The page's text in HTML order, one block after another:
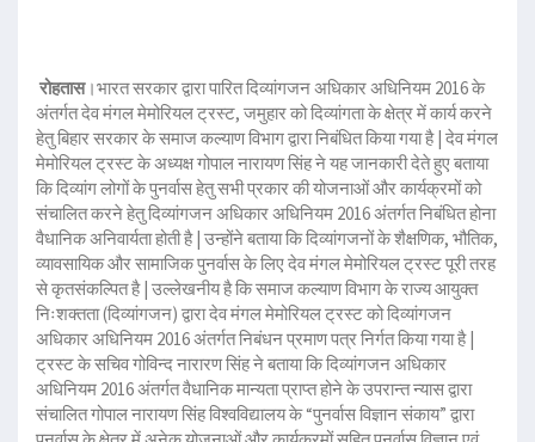
रोहतास।भारत सरकार द्वारा पारित दिव्यांगजन अधिकार अधिनियम 2016 के
अंतर्गत देव मंगल मेमोरियल ट्रस्ट, जमुहार को दिव्यांगता के क्षेत्र में कार्य करने
हेतु बिहार सरकार के समाज कल्याण विभाग द्वारा निबंधित किया गया है | देव मंगल
मेमोरियल ट्रस्ट के अध्यक्ष गोपाल नारायण सिंह ने यह जानकारी देते हुए बताया
कि दिव्यांग लोगों के पुनर्वास हेतु सभी प्रकार की योजनाओं और कार्यक्रमों को
संचालित करने हेतु दिव्यांगजन अधिकार अधिनियम 2016 अंतर्गत निबंधित होना
वैधानिक अनिवार्यता होती है | उन्होंने बताया कि दिव्यांगजनों के शैक्षणिक, भौतिक,
व्यावसायिक और सामाजिक पुनर्वास के लिए देव मंगल मेमोरियल ट्रस्ट पूरी तरह
से कृतसंकल्पित है | उल्लेखनीय है कि समाज कल्याण विभाग के राज्य आयुक्त
निःशक्तता (दिव्यांगजन) द्वारा देव मंगल मेमोरियल ट्रस्ट को दिव्यांगजन
अधिकार अधिनियम 2016 अंतर्गत निबंधन प्रमाण पत्र निर्गत किया गया है |
ट्रस्ट के सचिव गोविन्द नारारण सिंह ने बताया कि दिव्यांगजन अधिकार
अधिनियम 2016 अंतर्गत वैधानिक मान्यता प्राप्त होने के उपरान्त न्यास द्वारा
संचालित गोपाल नारायण सिंह विश्वविद्यालय के “पुनर्वास विज्ञान संकाय” द्वारा